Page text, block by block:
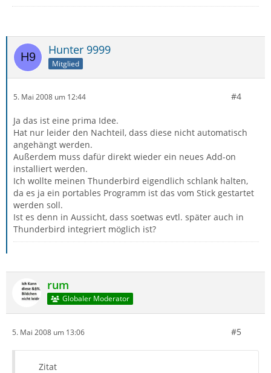
Hunter 9999
Mitglied
5. Mai 2008 um 12:44 #4
Ja das ist eine prima Idee.
Hat nur leider den Nachteil, dass diese nicht automatisch
angehängt werden.
Außerdem muss dafür direkt wieder ein neues Add-on
installiert werden.
Ich wollte meinen Thunderbird eigendlich schlank halten,
da es ja ein portables Programm ist das vom Stick gestartet
werden soll.
Ist es denn in Aussicht, dass soetwas evtl. später auch in
Thunderbird integriert möglich ist?
rum
Globaler Moderator
5. Mai 2008 um 13:06 #5
Zitat